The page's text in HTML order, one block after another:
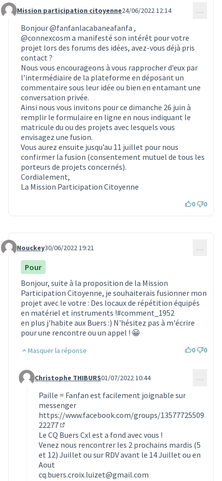
Commentaire 1882
Mission participation citoyenne24/06/2022 12:14 …
Bonjour@fanfanlacabaneafanfa ,
@connexcosm a manifesté son intérêt pour votre
projet lors des forums des idées, avez-vous déjà pris
contact ?
Nous vous encourageons à vous rapprocher d’eux par
l’intermédiaire de la plateforme en déposant un
commentaire sous leur idée ou bien en entamant une
conversation privée.
Ainsi nous vous invitons pour ce dimanche 26 juin à
remplir le formulaire en ligne en nous indiquant le
matricule du ou des projets avec lesquels vous
envisagez une fusion.
Vous aurez ensuite jusqu’au 11 juillet pour nous
confirmer la fusion (consentement mutuel de tous les
porteurs de projets concernés).
Cordialement,
La Mission Participation Citoyenne
0 0
Commentaire 1961
Nouckey30/06/2022 19:21 …
Pour
Bonjour, suite à la proposition de la Mission
Participation Citoyenne, je souhaiterais fusionner mon
projet avec le votre : Des locaux de répétition équipés
en matériel et instruments !#comment_1952
en plus j'habite aux Buers :) N'hésitez pas à m'écrire
pour une rencontre ou un appel ! 😀
Masquer la réponse 0 0
Commentaire 1963 (réponse au commentaire 1961)
Christophe THIBURS01/07/2022 10:44 …
Paille = Fanfan est facilement joignable sur
messenger
https://www.facebook.com/groups/13577725509
22277
(Lien externe)
Le CQ Buers Cxl est a fond avec vous !
Venez nous rencontrer les 2 prochains mardis (5
et 12) Juillet ou sur RDV avant le 14 Juillet ou en
Aout
cq.buers.croix.luizet@gmail.com